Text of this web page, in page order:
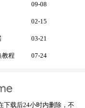
09-08
02-15
03-21
教程 07-24
下载后24小时内删除，不